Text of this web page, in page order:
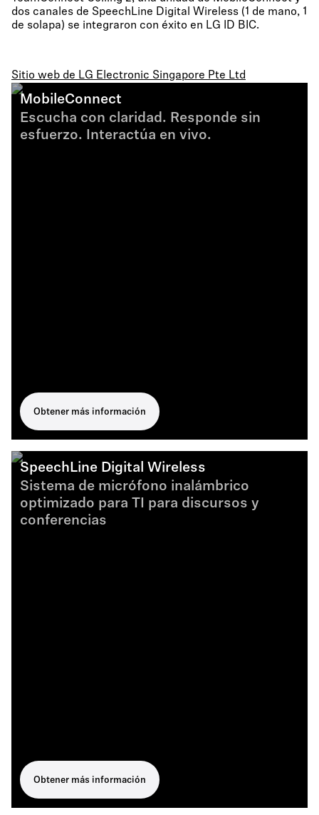
dos canales de SpeechLine Digital Wireless (1 de mano, 1
de solapa) se integraron con éxito en LG ID BIC.
Sitio web de LG Electronic Singapore Pte Ltd
MobileConnect
Escucha con claridad. Responde sin
esfuerzo. Interactúa en vivo.
Obtener más información
SpeechLine Digital Wireless
Sistema de micrófono inalámbrico
optimizado para TI para discursos y
conferencias
Obtener más información